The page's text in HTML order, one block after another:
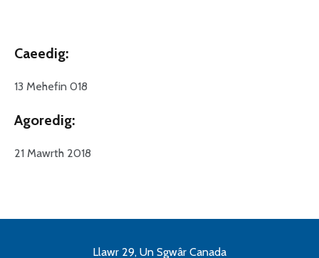
Caeedig:
13 Mehefin 018
Agoredig:
21 Mawrth 2018
Llawr 29, Un Sgwâr Canada